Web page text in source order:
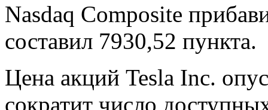
Nasdaq Composite
составил 7930,52 пункта.
Цена акций Tesla Inc.
сократит число